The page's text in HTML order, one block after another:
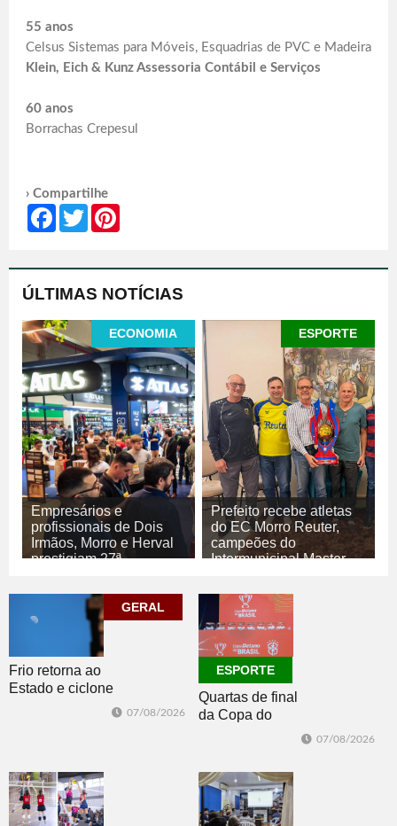
55 anos
Celsus Sistemas para Móveis, Esquadrias de PVC e Madeira
Klein, Eich & Kunz Assessoria Contábil e Serviços
60 anos
Borrachas Crepesul
› Compartilhe
Facebook
Twitter
ÚLTIMAS NOTÍCIAS
ECONOMIA
Empresários e
profissionais de Dois
Irmãos, Morro e Herval
prestigiam 27ª
07/08/2026
ECONOMIA
ESPORTE
Prefeito recebe atletas
do EC Morro Reuter,
campeões do
Intermunicipal Master
07/08/2026
ESPORTE
GERAL
Frio retorna ao
Estado e ciclone
07/08/2026
ESPORTE
Quartas de final
da Copa do
Brasil 2026: veja
do sorteio
07/08/2026